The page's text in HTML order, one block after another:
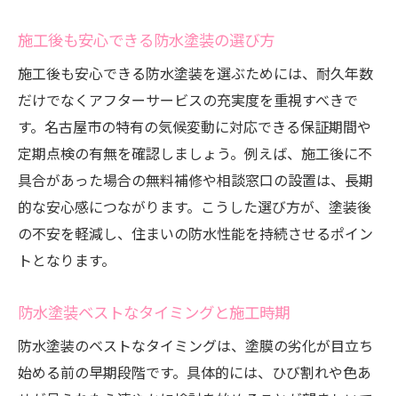
施工後も安心できる防水塗装の選び方
施工後も安心できる防水塗装を選ぶためには、耐久年数
だけでなくアフターサービスの充実度を重視すべきで
す。名古屋市の特有の気候変動に対応できる保証期間や
定期点検の有無を確認しましょう。例えば、施工後に不
具合があった場合の無料補修や相談窓口の設置は、長期
的な安心感につながります。こうした選び方が、塗装後
の不安を軽減し、住まいの防水性能を持続させるポイン
トとなります。
防水塗装ベストなタイミングと施工時期
防水塗装のベストなタイミングは、塗膜の劣化が目立ち
始める前の早期段階です。具体的には、ひび割れや色あ